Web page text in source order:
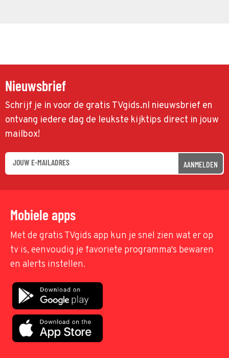
Nieuwsbrief
Schrijf je in voor de gratis TVgids.nl nieuwsbrief en
ontvang iedere dag de leukste kijktips direct in jouw
mailbox!
AANMELDEN
Mobiele apps
Met de gratis TVgids app kun je snel zien wat er op
tv is, eenvoudig je favoriete programma's bewaren
en alerts instellen.